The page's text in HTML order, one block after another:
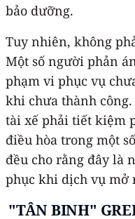
bảo dưỡng.
Tuy nhiên, không
Một số người phản
phạm vi phục vụ
khi chưa thành
tài xế phải tiết kiệm
điều hòa trong một
đều cho rằng đây là
phục khi dịch vụ mở
"TÂN BINH"